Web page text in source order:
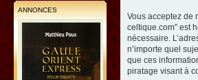
ANNONCES
Vous acceptez de
celtique.com” est
nécessaire.
n’importe quel
que ces
piratage visant à